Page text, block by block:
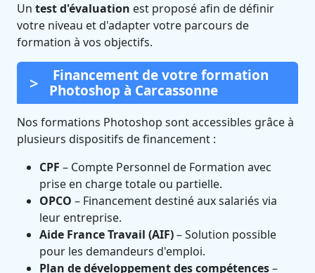
Un test d'évaluation est proposé afin de définir
votre niveau et d'adapter votre parcours de
formation à vos objectifs.
Financement de votre formation
Photoshop à Carcassonne
Nos formations Photoshop sont accessibles grâce à
plusieurs dispositifs de financement :
CPF – Compte Personnel de Formation avec
prise en charge totale ou partielle.
OPCO – Financement destiné aux salariés via
leur entreprise.
Aide France Travail (AIF)– Solution possible
pour les demandeurs d'emploi.
Plan de développement des compétences–